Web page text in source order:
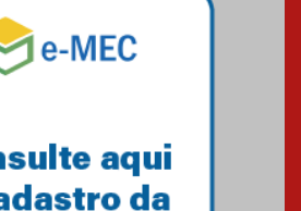
Mackenzie mobiliza campanha
solidária para apoiar famílias em
Minas Gerais
Primeiro culto do ano ressalta o
27.02.2026